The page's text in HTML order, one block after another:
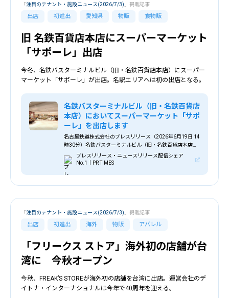
出店 初進出 愛知県 物販 食物販
「注目のテナント・施設ニュース(2026/7/3) 」掲載記事
旧 名鉄百貨店本店にスーパーマーケット
「サポーレ」出店
今冬、名鉄バスターミナルビル（旧・名鉄百貨店本店）にスーパー
マーケット「サポーレ」が出店。名駅エリアへは初の出店となる。
名鉄バスターミナルビル（旧・名鉄百貨店
本店）においてスーパーマーケット「サポ
ーレ」を出店します
名古屋鉄道株式会社のプレスリリース（2026年6月19日 14
時30分）名鉄バスターミナルビル（旧・名鉄百貨店本店）
においてスーパーマーケット「サポーレ」を出店します
プレスリリース・ニュースリリース配信シェア
No.1｜PR TIMES
出店 初進出 海外 物販 アパレル
「注目のテナント・施設ニュース(2026/7/3) 」掲載記事
「フリークス ストア」海外初の店舗が台
湾に 今秋オープン
今秋、FREAK’S STOREが海外初の店舗を台湾に出店。運営会社のデ
イトナ・インターナショナルは今年で40周年を迎える。